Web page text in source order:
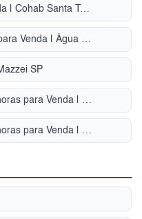
Sobrado com lareira para Venda | Cohab Santa Terezinha
Apartamento hidromassagem para Venda | Água Fria
SP
Apartamento com portaria 24 horas para Venda | Vila Albertina
Apartamento com portaria 24 horas para Venda | Parque Mandaqui